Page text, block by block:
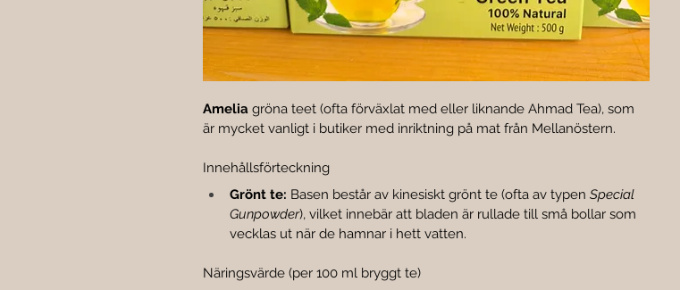
Amelia gröna teet (ofta förväxlat med eller liknande Ahmad Tea), som
är mycket vanligt i butiker med inriktning på mat från Mellanöstern.
Innehållsförteckning
Grönt te: Basen består av kinesiskt grönt te (ofta av typen Special
Gunpowder), vilket innebär att bladen är rullade till små bollar som
vecklas ut när de hamnar i hett vatten.
Näringsvärde (per 100 ml bryggt te)